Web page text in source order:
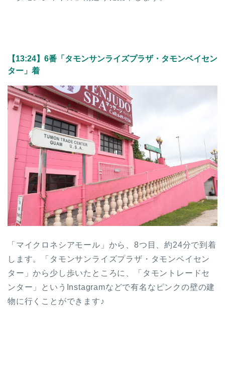
【13:24】6番「タモンサンライズプラザ・タモンベイセン
ター」着
「マイクロネシアモール」から、8つ目、約24分で到着
します。「タモンサンライズプラザ・タモンベイセン
ター」から少し歩いたところに、「タモントレードセ
ンター」というInstagramなどで有名なピンクの壁の建
物に行くことができます♪